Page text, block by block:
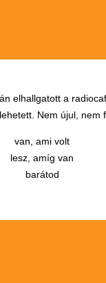
elhallgatott a
Nem újul, nem
van, ami volt
lesz, amíg van
barátod